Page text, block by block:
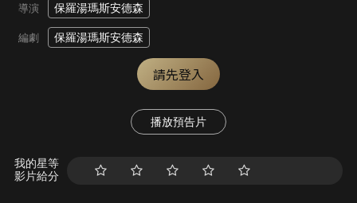
導演 保羅湯瑪斯安德森
編劇 保羅湯瑪斯安德森
請先登入
播放預告片
我的星等
影片給分